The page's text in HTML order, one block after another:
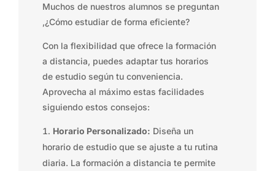
Muchos de nuestros alumnos se preguntan
,¿Cómo estudiar de forma eficiente?
Con la flexibilidad que ofrece la formación
a distancia, puedes adaptar tus horarios
de estudio según tu conveniencia.
Aprovecha al máximo estas facilidades
siguiendo estos consejos:
Horario Personalizado: Diseña un
horario de estudio que se ajuste a tu rutina
diaria. La formación a distancia te permite